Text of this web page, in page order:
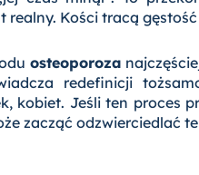
realny. Kości tracą
osteoporoza
redefinicji
kobiet. Jeśli ten proces
zacząć odzwierciedlać